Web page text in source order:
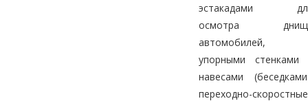
эстакадами
осмотра
автомобилей,
упорными стенками
навесами
переходно-скоростные